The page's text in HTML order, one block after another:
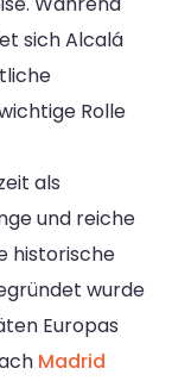
sich Alcalá
Rolle
als
und reiche
historische
wurde
Europas
Madrid